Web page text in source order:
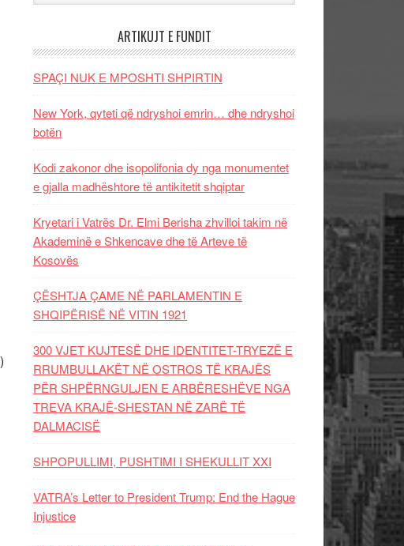
ARTIKUJT E FUNDIT
SPAÇI NUK E MPOSHTI SHPIRTIN
New York, qyteti që ndryshoi emrin… dhe ndryshoi
botën
Kodi zakonor dhe isopolifonia dy nga monumentet
e gjalla madhështore të antikitetit shqiptar
Kryetari i Vatrës Dr. Elmi Berisha zhvilloi takim në
Akademinë e Shkencave dhe të Arteve të
Kosovës
ÇËSHTJA ÇAME NË PARLAMENTIN E
SHQIPËRISË NË VITIN 1921
300 VJET KUJTESË DHE IDENTITET-TRYEZË E
RRUMBULLAKËT NË OSTROS TË KRAJËS
PËR SHPËRNGULJEN E ARBËRESHËVE NGA
TREVA KRAJË-SHESTAN NË ZARË TË
DALMACISË
SHPOPULLIMI, PUSHTIMI I SHEKULLIT XXI
VATRA’s Letter to President Trump: End the Hague
Injustice